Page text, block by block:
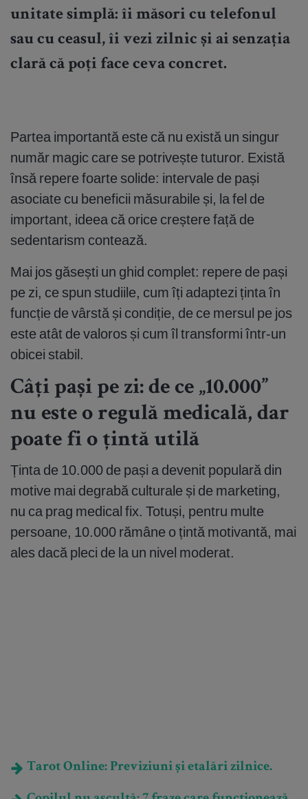
unitate simplă: îi măsori cu telefonul
sau cu ceasul, îi vezi zilnic și ai senzația
clară că poți face ceva concret.
Partea importantă este că nu există un singur
număr magic care se potrivește tuturor. Există
însă repere foarte solide: intervale de pași
asociate cu beneficii măsurabile și, la fel de
important, ideea că orice creștere față de
sedentarism contează.
Mai jos găsești un ghid complet: repere de pași
pe zi, ce spun studiile, cum îți adaptezi ținta în
funcție de vârstă și condiție, de ce mersul pe jos
este atât de valoros și cum îl transformi într-un
obicei stabil.
Câți pași pe zi: de ce „10.000”
nu este o regulă medicală, dar
poate fi o țintă utilă
Ținta de 10.000 de pași a devenit populară din
motive mai degrabă culturale și de marketing,
nu ca prag medical fix. Totuși, pentru multe
persoane, 10.000 rămâne o țintă motivantă, mai
ales dacă pleci de la un nivel moderat.
Tarot Online: Previziuni și etalări zilnice.